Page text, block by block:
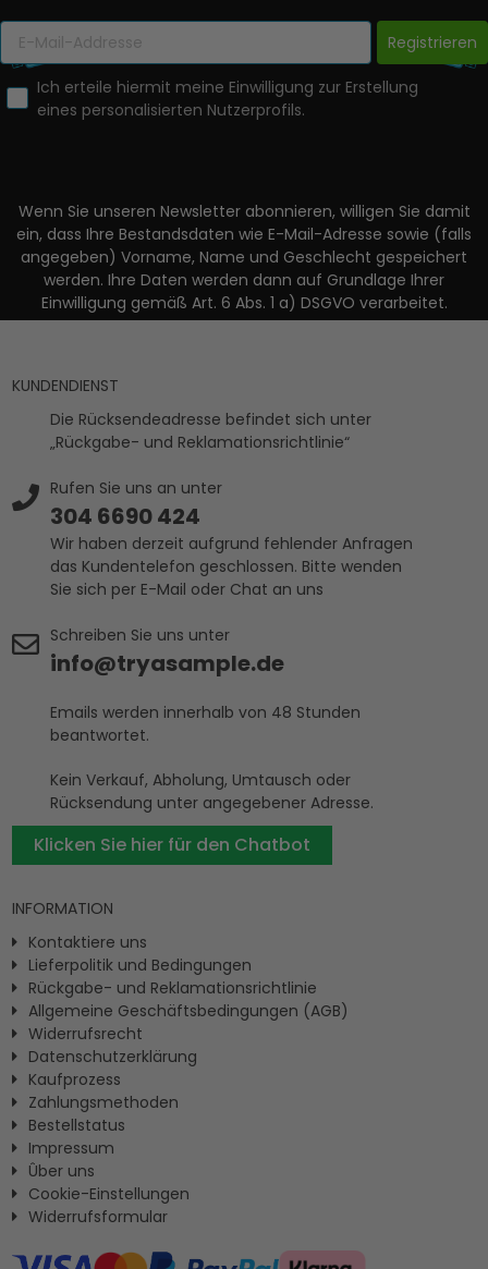
Registrieren
Ich erteile hiermit meine Einwilligung zur Erstellung
eines personalisierten Nutzerprofils.
Wenn Sie unseren Newsletter abonnieren, willigen Sie damit
ein, dass Ihre Bestandsdaten wie E-Mail-Adresse sowie (falls
angegeben) Vorname, Name und Geschlecht gespeichert
werden. Ihre Daten werden dann auf Grundlage Ihrer
Einwilligung gemäß Art. 6 Abs. 1 a) DSGVO verarbeitet.
KUNDENDIENST
Die Rücksendeadresse befindet sich unter
„Rückgabe- und Reklamationsrichtlinie“
Rufen Sie uns an unter
304 6690 424
Wir haben derzeit aufgrund fehlender Anfragen
das Kundentelefon geschlossen. Bitte wenden
Sie sich per E-Mail oder Chat an uns
Schreiben Sie uns unter
info@tryasample.de
Emails werden innerhalb von 48 Stunden
beantwortet.
Kein Verkauf, Abholung, Umtausch oder
Rücksendung unter angegebener Adresse.
Klicken Sie hier für den Chatbot
INFORMATION
Kontaktiere uns
Lieferpolitik und Bedingungen
Rückgabe- und Reklamationsrichtlinie
Allgemeine Geschäftsbedingungen (AGB)
Widerrufsrecht
Datenschutzerklärung
Kaufprozess
Zahlungsmethoden
Bestellstatus
Impressum
Ûber uns
Cookie-Einstellungen
Widerrufsformular